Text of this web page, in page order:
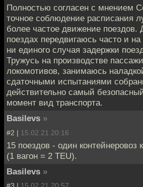
Полностью согласен с мнением
точное соблюдение расписания
более частое движение поездов.
поездах передвигаюсь часто и
ни единого случая задержки
Тружусь на производстве
локомотивов, занимаюсь
сдаточными испытаниями
действительно самый
момент вид транспорта.
Basilevs »
#2 | 15.02.21 20:16
15 поездов - один контейнеровоз
(1 вагон = 2 TEU).
Basilevs »
#3 | 15.02.21 20:57